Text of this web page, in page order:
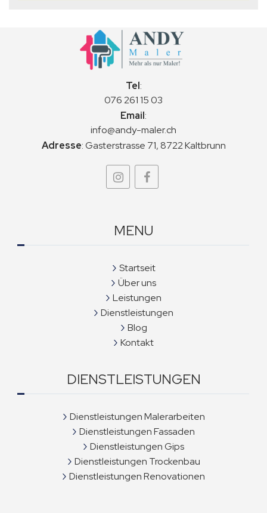
Tel:
076 261 15 03
Email:
info@andy-maler.ch
Adresse:Gasterstrasse 71, 8722 Kaltbrunn
MENU
Startseit
Über uns
Leistungen
Dienstleistungen
Blog
Kontakt
DIENSTLEISTUNGEN
Dienstleistungen Malerarbeiten
Dienstleistungen Fassaden
Dienstleistungen Gips
Dienstleistungen Trockenbau
Dienstleistungen Renovationen